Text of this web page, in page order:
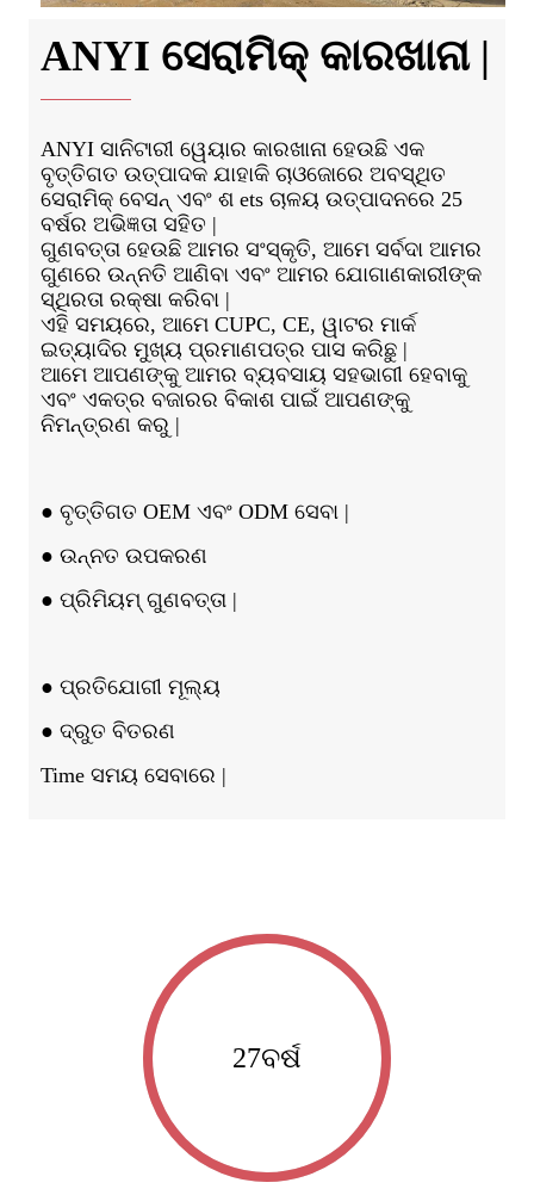
ANYI ସେରାମିକ୍ କାରଖାନା |
ANYI ସାନିଟାରୀ ୱେୟାର କାରଖାନା ହେଉଛି ଏକ
ବୃତ୍ତିଗତ ଉତ୍ପାଦକ ଯାହାକି ଚାଓଜୋରେ ଅବସ୍ଥିତ
ସେରାମିକ୍ ବେସନ୍ ଏବଂ ଶ ets ଚାଳୟ ଉତ୍ପାଦନରେ 25
ବର୍ଷର ଅଭିଜ୍ଞତା ସହିତ |
ଗୁଣବତ୍ତା ହେଉଛି ଆମର ସଂସ୍କୃତି, ଆମେ ସର୍ବଦା ଆମର
ଗୁଣରେ ଉନ୍ନତି ଆଣିବା ଏବଂ ଆମର ଯୋଗାଣକାରୀଙ୍କ
ସ୍ଥିରତା ରକ୍ଷା କରିବା |
ଏହି ସମୟରେ, ଆମେ CUPC, CE, ୱାଟର ମାର୍କ
ଇତ୍ୟାଦିର ମୁଖ୍ୟ ପ୍ରମାଣପତ୍ର ପାସ କରିଛୁ |
ଆମେ ଆପଣଙ୍କୁ ଆମର ବ୍ୟବସାୟ ସହଭାଗୀ ହେବାକୁ
ଏବଂ ଏକତ୍ର ବଜାରର ବିକାଶ ପାଇଁ ଆପଣଙ୍କୁ
ନିମନ୍ତ୍ରଣ କରୁ |
● ବୃତ୍ତିଗତ OEM ଏବଂ ODM ସେବା |
● ଉନ୍ନତ ଉପକରଣ
● ପ୍ରିମିୟମ୍ ଗୁଣବତ୍ତା |
● ପ୍ରତିଯୋଗୀ ମୂଲ୍ୟ
● ଦ୍ରୁତ ବିତରଣ
Time ସମୟ ସେବାରେ |
27ବର୍ଷ